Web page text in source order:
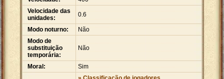
Velocidade das
unidades:
0.6
Modo noturno:
Não
Modo de
substituição
temporária:
Não
Moral: Sim